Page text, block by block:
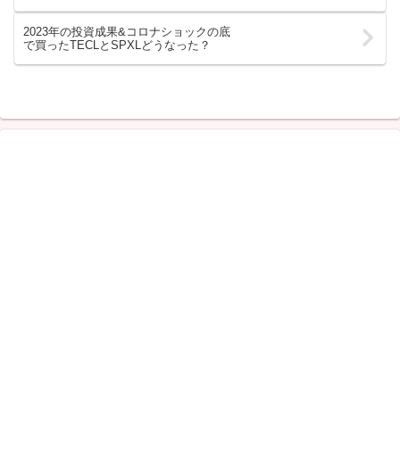
2023年の投資成果&コロナショックの底
で買ったTECLとSPXLどうなった？